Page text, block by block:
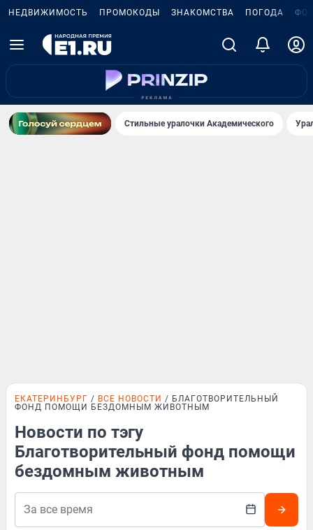
НЕДВИЖИМОСТЬ ПРОМОКОДЫ ЗНАКОМСТВА ПОГОДА
Стильные уралочки Академического
ЕКАТЕРИНБУРГ ВСЕ НОВОСТИ
БЛАГОТВОРИТЕЛЬНЫЙ
ФОНД ПОМОЩИ БЕЗДОМНЫМ ЖИВОТНЫМ
Новости по тэгу
Благотворительный фонд помощи
бездомным животным